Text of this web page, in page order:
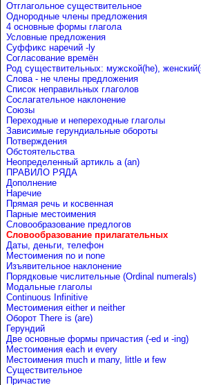
Отглагольное существительное
Однородные члены предложения
4 основные формы глагола
Условные предложения
Cуффикс наречий -ly
Согласование времён
Род существительных: мужской(he),
Слова - не члены предложения
Список неправильных глаголов
Сослагательное наклонение
Союзы
Переходные и непереходные глаголы
Зависимые герундиальные обороты
Потверждения
Обстоятельства
Неопределенный артикль a (an)
ПРАВИЛО РЯДА
Дополнение
Наречие
Прямая речь и косвенная
Парные местоимения
Словообразование предлогов
Словообразование прилагательных
Даты, деньги, телефон
Местоимения no и none
Изъявительное наклонение
Порядковые числительные (Ordinal numerals)
Модальные глаголы
Continuous Infinitive
Местоимения either и neither
Оборот There is (are)
Герундий
Две основные формы причастия (-ed и -ing)
Местоимения each и every
Местоимения much и many, little и few
Существительное
Причастие